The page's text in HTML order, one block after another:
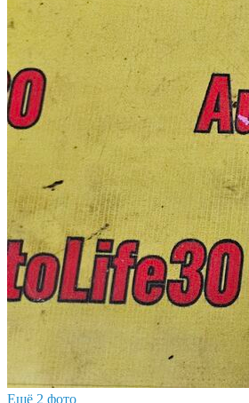
Ещё 2 фото